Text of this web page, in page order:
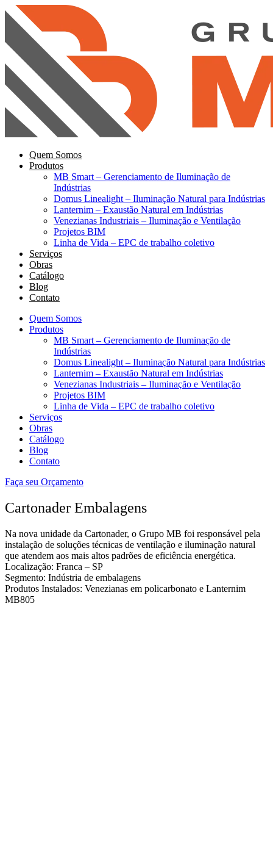
Ir
para
conteúdo
Quem Somos
Produtos
MB Smart – Gerenciamento de Iluminação de
Indústrias
Domus Linealight – Iluminação Natural para Indústrias
Lanternim – Exaustão Natural em Indústrias
Venezianas Industriais – Iluminação e Ventilação
Projetos BIM
Linha de Vida – EPC de trabalho coletivo
Serviços
Obras
Catálogo
Blog
Contato
Quem Somos
Produtos
MB Smart – Gerenciamento de Iluminação de
Indústrias
Domus Linealight – Iluminação Natural para Indústrias
Lanternim – Exaustão Natural em Indústrias
Venezianas Industriais – Iluminação e Ventilação
Projetos BIM
Linha de Vida – EPC de trabalho coletivo
Serviços
Obras
Catálogo
Blog
Contato
Faça seu Orçamento
Cartonader Embalagens
Na nova unidade da Cartonader, o Grupo MB foi responsável pela
instalação de soluções técnicas de ventilação e iluminação natural
que atendem aos mais altos padrões de eficiência energética.
Localização: Franca – SP
Segmento: Indústria de embalagens
Produtos Instalados: Venezianas em policarbonato e Lanternim
MB805